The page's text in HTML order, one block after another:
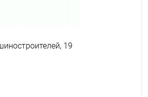
19